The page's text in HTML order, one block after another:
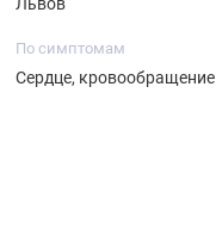
По симптомам
Сердце, кровообращение